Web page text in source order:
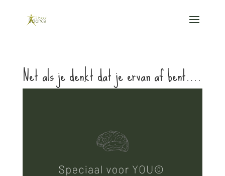
Net als je denkt dat je ervan af bent….